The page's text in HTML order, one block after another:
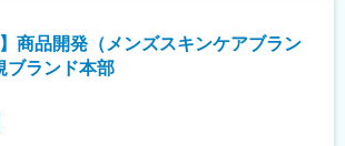
随する各種業務（ご経験や適性により担当範囲を
ケジュール管理、進行管理といった業務から順番に
いく想定です。
商品開発（メンズスキンケアブラン
ブランド本部